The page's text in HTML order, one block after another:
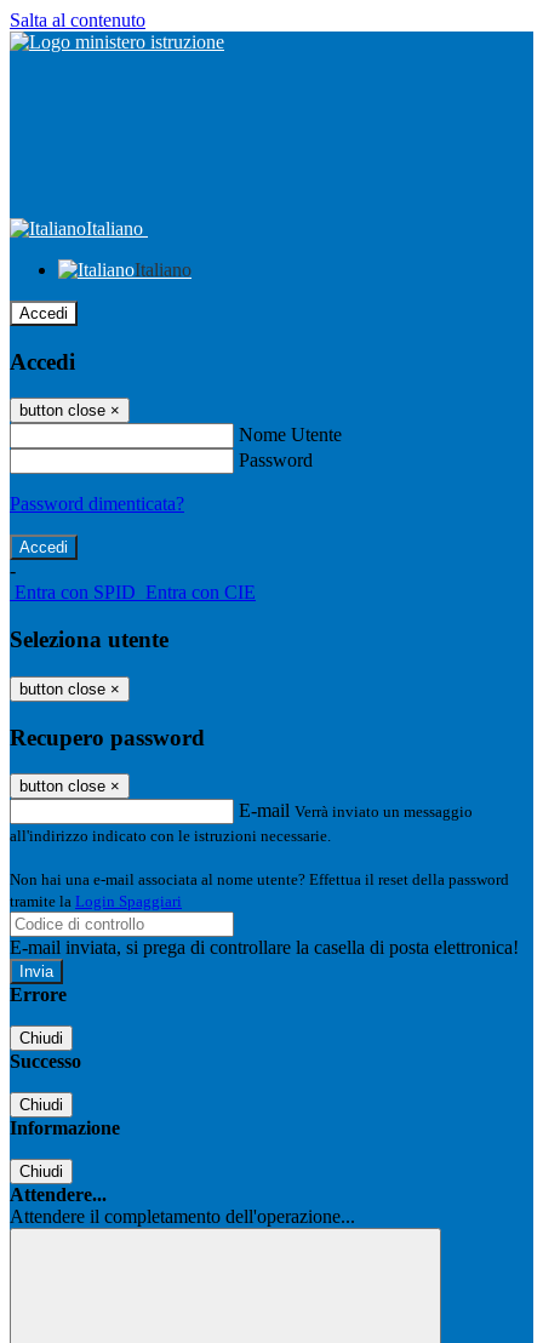
Salta al contenuto
Italiano
Italiano
Accedi
Accedi
button close ×
Nome Utente
Password
Password dimenticata?
-
Entra con SPID Entra con CIE
Seleziona utente
button close ×
Recupero password
button close ×
E-mail Verrà inviato un messaggio
all'indirizzo indicato con le istruzioni necessarie.
Non hai una e-mail associata al nome utente? Effettua il reset della password
tramite la Login Spaggiari
E-mail inviata, si prega di controllare la casella di posta elettronica!
Errore
Chiudi
Successo
Chiudi
Informazione
Chiudi
Attendere...
Attendere il completamento dell'operazione...